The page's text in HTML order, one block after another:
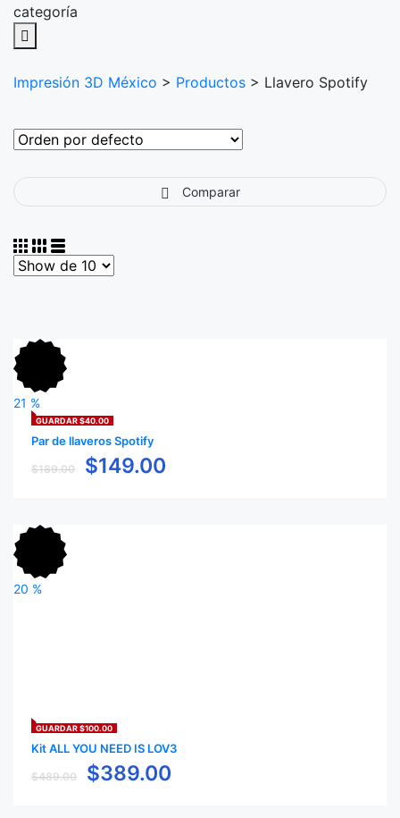
categoría
Impresión 3D México > Productos > Llavero Spotify
Comparar
GUARDAR $40.00
21 %
Par de llaveros Spotify
$189.00 $149.00
GUARDAR $100.00
20 %
Kit ALL YOU NEED IS LOV3
$489.00 $389.00